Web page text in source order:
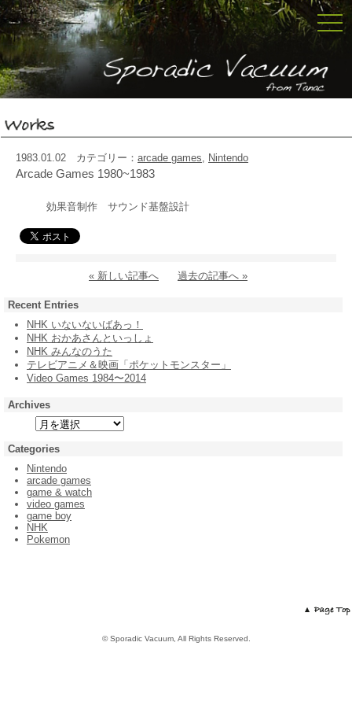
1983.01.02 カテゴリー： arcade games Nintendo
Arcade Games 1980~1983
効果音制作 サウンド基盤設計
« 新しい記事へ 過去の記事へ »
Recent Entries
NHK いないないばあっ！
NHK おかあさんといっしょ
NHK みんなのうた
テレビアニメ＆映画「ポケットモンスター」
Video Games 1984〜2014
Archives
Categories
Nintendo
arcade games
game & watch
video games
game boy
NHK
Pokemon
© Sporadic Vacuum, All Rights Reserved.